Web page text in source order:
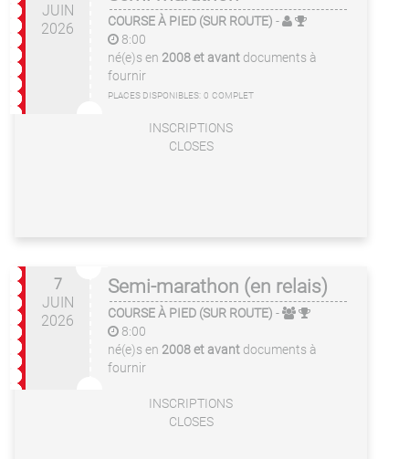
JUIN
2026
COURSE À PIED (SUR ROUTE) -
8:00
né(e)s en 2008 et avant documents à
fournir
PLACES DISPONIBLES: 0 COMPLET
INSCRIPTIONS
CLOSES
7
JUIN
2026
Semi-marathon (en relais)
COURSE À PIED (SUR ROUTE) -
8:00
né(e)s en 2008 et avant documents à
fournir
INSCRIPTIONS
CLOSES